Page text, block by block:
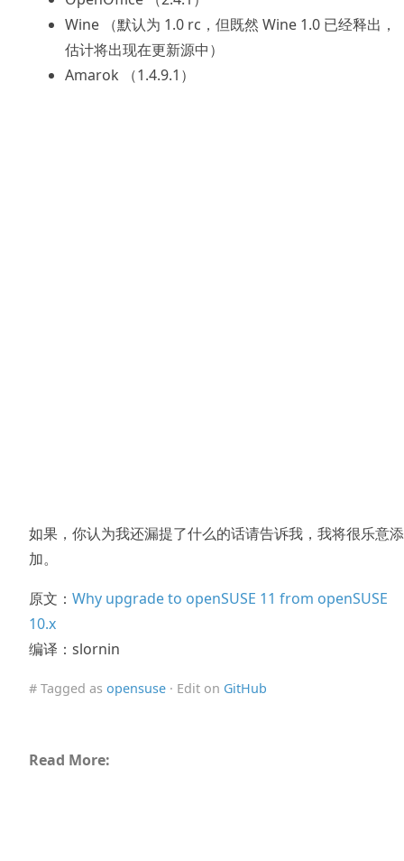
Wine （默认为 1.0 rc，但既然 Wine 1.0 已经释出，
估计将出现在更新源中）
Amarok （1.4.9.1）
如果，你认为我还漏提了什么的话请告诉我，我将很乐意添
加。
原文： Why upgrade to openSUSE 11 from openSUSE
10.x
编译：slornin
# Tagged as opensuse · Edit on GitHub
Read More: